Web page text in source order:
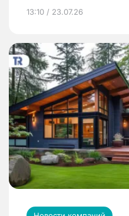
13:10 / 23.07.26